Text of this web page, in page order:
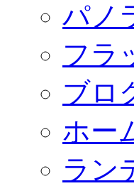
パノ
フラ
ブロ
ホー
ラン